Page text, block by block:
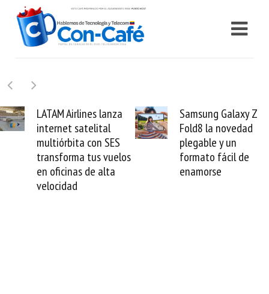
Samsung Galaxy Z
Fold8 la novedad
plegable y un
formato fácil de
enamorse
Cashea
millones de
valida el
venezolano
mundo